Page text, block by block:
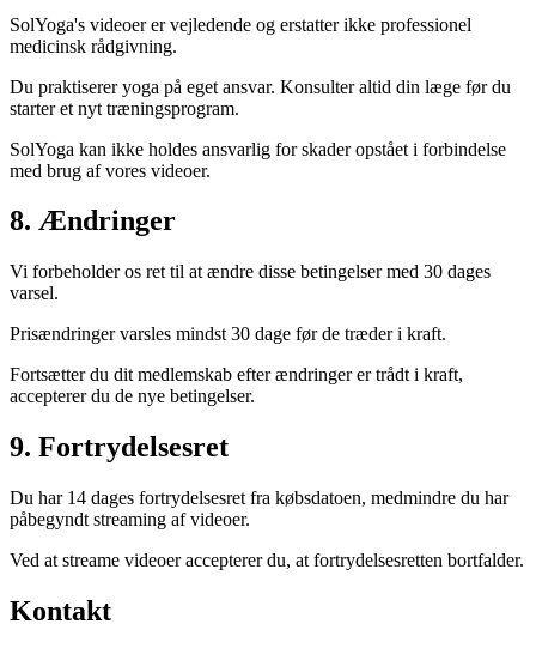
SolYoga's videoer er vejledende og erstatter ikke professionel
medicinsk rådgivning.
Du praktiserer yoga på eget ansvar. Konsulter altid din læge før du
starter et nyt træningsprogram.
SolYoga kan ikke holdes ansvarlig for skader opstået i forbindelse
med brug af vores videoer.
8. Ændringer
Vi forbeholder os ret til at ændre disse betingelser med 30 dages
varsel.
Prisændringer varsles mindst 30 dage før de træder i kraft.
Fortsætter du dit medlemskab efter ændringer er trådt i kraft,
accepterer du de nye betingelser.
9. Fortrydelsesret
Du har 14 dages fortrydelsesret fra købsdatoen, medmindre du har
påbegyndt streaming af videoer.
Ved at streame videoer accepterer du, at fortrydelsesretten bortfalder.
Kontakt